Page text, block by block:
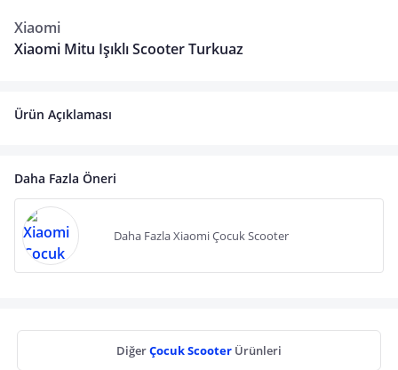
Xiaomi
Xiaomi Mitu Işıklı Scooter Turkuaz
Ürün Açıklaması
Daha Fazla Öneri
Daha Fazla Xiaomi Çocuk Scooter
DiğerÇocuk Scooter Ürünleri